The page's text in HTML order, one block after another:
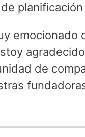
emocionado
de